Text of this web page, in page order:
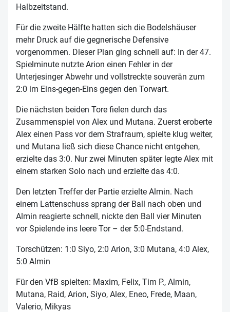
Halbzeitstand.
Für die zweite Hälfte hatten sich die Bodelshäuser
mehr Druck auf die gegnerische Defensive
vorgenommen. Dieser Plan ging schnell auf: In der 47.
Spielminute nutzte Arion einen Fehler in der
Unterjesinger Abwehr und vollstreckte souverän zum
2:0 im Eins-gegen-Eins gegen den Torwart.
Die nächsten beiden Tore fielen durch das
Zusammenspiel von Alex und Mutana. Zuerst eroberte
Alex einen Pass vor dem Strafraum, spielte klug weiter,
und Mutana ließ sich diese Chance nicht entgehen,
erzielte das 3:0. Nur zwei Minuten später legte Alex mit
einem starken Solo nach und erzielte das 4:0.
Den letzten Treffer der Partie erzielte Almin. Nach
einem Lattenschuss sprang der Ball nach oben und
Almin reagierte schnell, nickte den Ball vier Minuten
vor Spielende ins leere Tor – der 5:0-Endstand.
Torschützen: 1:0 Siyo, 2:0 Arion, 3:0 Mutana, 4:0 Alex,
5:0 Almin
Für den VfB spielten: Maxim, Felix, Tim P., Almin,
Mutana, Raid, Arion, Siyo, Alex, Eneo, Frede, Maan,
Valerio, Mikyas